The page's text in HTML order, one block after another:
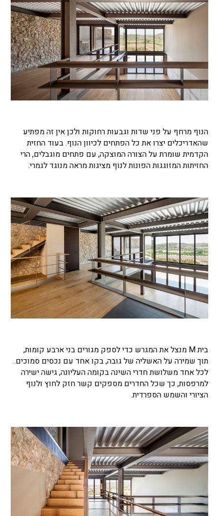
הנוף מרחף על פני שדות וגבעות רחוקות ולכן אין זה מפתיע
שהאדריכלים יצרו את כל הפתחים לכיוון הנוף. בעוד החזית
הקדמית שומרת על הצורה המוצקה, עם פתחים מוגבלים, הרי
החזיתות המזוגגות הפונות לנוף מציגות מראה מנוגד לגמרי.
בית M מנצל את המגרש כדי לספק מגורים בני ארבע קומות,
תוך שמירה על האשליה של גובה, בקו אחד עם נכסים סמוכים.
לכל אחד משלושת חדרי השינה בקומה העליונה, גישה ישירה
למרפסות, כך שכל החדרים מספקים קשר חזק לחוץ ולנוף
הציורי והשמש הספרדית.